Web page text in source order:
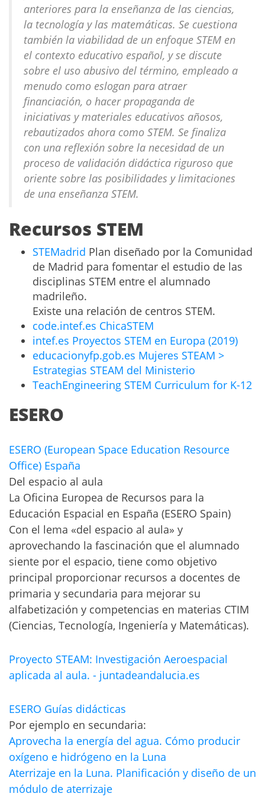
anteriores para la enseñanza de las ciencias,
la tecnología y las matemáticas. Se cuestiona
también la viabilidad de un enfoque STEM en
el contexto educativo español, y se discute
sobre el uso abusivo del término, empleado a
menudo como eslogan para atraer
financiación, o hacer propaganda de
iniciativas y materiales educativos añosos,
rebautizados ahora como STEM. Se finaliza
con una reflexión sobre la necesidad de un
proceso de validación didáctica riguroso que
oriente sobre las posibilidades y limitaciones
de una enseñanza STEM.
Recursos STEM
STEMadrid Plan diseñado por la Comunidad
de Madrid para fomentar el estudio de las
disciplinas STEM entre el alumnado
madrileño.
Existe una relación de centros STEM.
code.intef.es ChicaSTEM
intef.es Proyectos STEM en Europa (2019)
educacionyfp.gob.es Mujeres STEAM >
Estrategias STEAM del Ministerio
TeachEngineering STEM Curriculum for K-12
ESERO
ESERO (European Space Education Resource
Office) España
Del espacio al aula
La Oficina Europea de Recursos para la
Educación Espacial en España (ESERO Spain)
Con el lema «del espacio al aula» y
aprovechando la fascinación que el alumnado
siente por el espacio, tiene como objetivo
principal proporcionar recursos a docentes de
primaria y secundaria para mejorar su
alfabetización y competencias en materias CTIM
(Ciencias, Tecnología, Ingeniería y Matemáticas).
Proyecto STEAM: Investigación Aeroespacial
aplicada al aula. - juntadeandalucia.es
ESERO Guías didácticas
Por ejemplo en secundaria:
Aprovecha la energía del agua. Cómo producir
oxígeno e hidrógeno en la Luna
Aterrizaje en la Luna. Planificación y diseño de un
módulo de aterrizaje